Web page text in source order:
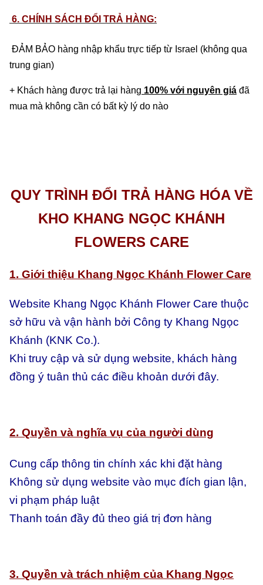
6. CHÍNH SÁCH ĐỔI TRẢ HÀNG:
ĐẢM BẢO hàng nhập khẩu trực tiếp từ Israel (không qua
trung gian)
+ Khách hàng được trả lại hàng 100% với nguyên giá đã
mua mà không cần có bất kỳ lý do nào
QUY TRÌNH ĐỔI TRẢ HÀNG HÓA VỀ
KHO KHANG NGỌC KHÁNH
FLOWERS CARE
1. Giới thiệu Khang Ngọc Khánh Flower Care
Website Khang Ngọc Khánh Flower Care thuộc
sở hữu và vận hành bởi Công ty Khang Ngọc
Khánh (KNK Co.).
Khi truy cập và sử dụng website, khách hàng
đồng ý tuân thủ các điều khoản dưới đây.
2. Quyền và nghĩa vụ của người dùng
Cung cấp thông tin chính xác khi đặt hàng
Không sử dụng website vào mục đích gian lận,
vi phạm pháp luật
Thanh toán đầy đủ theo giá trị đơn hàng
3. Quyền và trách nhiệm của Khang Ngọc